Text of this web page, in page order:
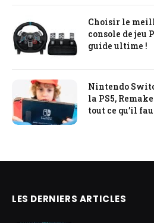
Choisir le
console de jeu
guide ultime !
Nintendo
la PS5,
tout ce qu’il
LES DERNIERS ARTICLES